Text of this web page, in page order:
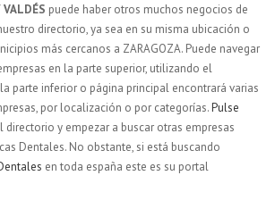
VALDÉS puede haber otros muchos negocios de
directorio, ya sea en su misma ubicación o
más cercanos a ZARAGOZA. Puede navegar
en la parte superior, utilizando el
parte inferior o página principal encontrará varias
por localización o por categorías.Pulse
directorio y empezar a buscar otras empresas
Dentales. No obstante, si está buscando
en toda españa este es su portal